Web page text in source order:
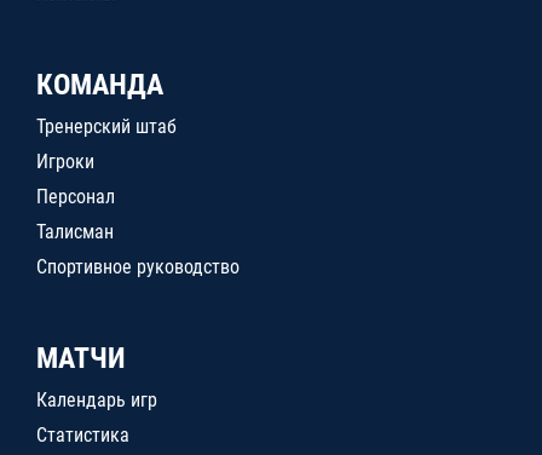
КОМАНДА
Тренерский штаб
Игроки
Персонал
Талисман
Спортивное руководство
МАТЧИ
Календарь игр
Статистика